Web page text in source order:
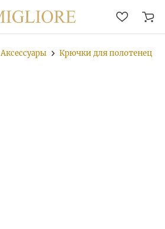
Аксессуары Крючки для полотенец